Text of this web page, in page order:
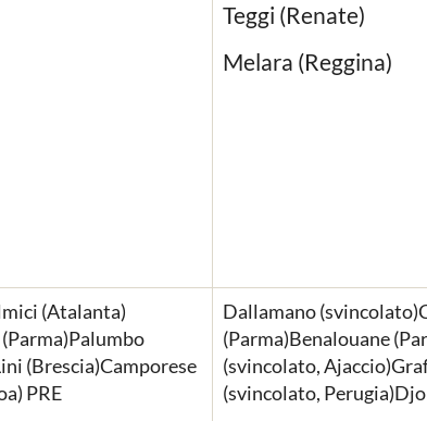
Teggi (Renate)
Melara (Reggina)
(Atalanta)
(Brescia)Camporese
PRE
Dallamano
(Parma)Benalouane
(svincolato,
(svincolato,